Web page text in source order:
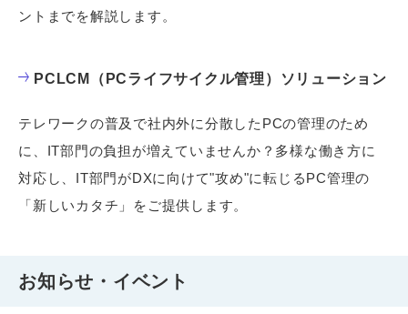
ントまでを解説します。
PCLCM（PCライフサイクル管理）ソリューション
テレワークの普及で社内外に分散したPCの管理のため
に、IT部門の負担が増えていませんか？多様な働き方に
対応し、IT部門がDXに向けて"攻め"に転じるPC管理の
「新しいカタチ」をご提供します。
お知らせ・イベント